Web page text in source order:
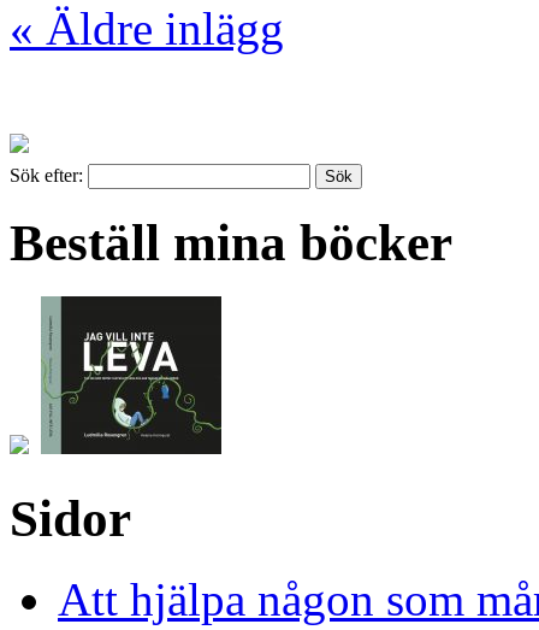
« Äldre inlägg
Sök efter:
Beställ mina böcker
Sidor
Att hjälpa någon som